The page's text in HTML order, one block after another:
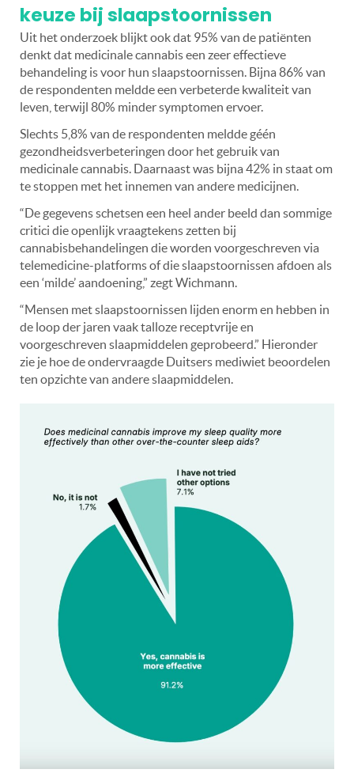
keuze bij slaapstoornissen
Uit het onderzoek blijkt ook dat 95% van de patiënten
denkt dat medicinale cannabis een zeer effectieve
behandeling is voor hun slaapstoornissen. Bijna 86% van
de respondenten meldde een verbeterde kwaliteit van
leven, terwijl 80% minder symptomen ervoer.
Slechts 5,8% van de respondenten meldde géén
gezondheidsverbeteringen door het gebruik van
medicinale cannabis. Daarnaast was bijna 42% in staat om
te stoppen met het innemen van andere medicijnen.
“De gegevens schetsen een heel ander beeld dan sommige
critici die openlijk vraagtekens zetten bij
cannabisbehandelingen die worden voorgeschreven via
telemedicine-platforms of die slaapstoornissen afdoen als
een ‘milde’ aandoening,” zegt Wichmann.
“Mensen met slaapstoornissen lijden enorm en hebben in
de loop der jaren vaak talloze receptvrije en
voorgeschreven slaapmiddelen geprobeerd.” Hieronder
zie je hoe de ondervraagde Duitsers mediwiet beoordelen
ten opzichte van andere slaapmiddelen.